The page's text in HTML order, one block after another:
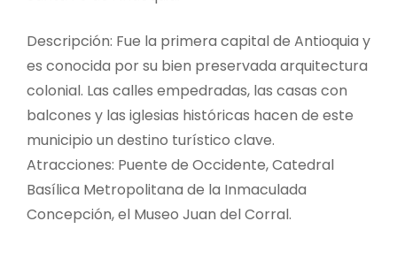
Descripción: Fue la primera capital de Antioquia y
es conocida por su bien preservada arquitectura
colonial. Las calles empedradas, las casas con
balcones y las iglesias históricas hacen de este
municipio un destino turístico clave.
Atracciones: Puente de Occidente, Catedral
Basílica Metropolitana de la Inmaculada
Concepción, el Museo Juan del Corral.